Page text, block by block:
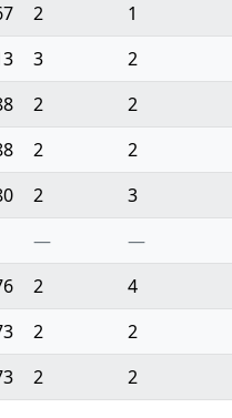
2 1
3 2
2 2
2 2
2 3
— —
2 4
2 2
2 2